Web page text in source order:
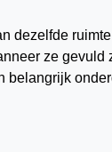
dezelfde
ze gevuld
belangrijk